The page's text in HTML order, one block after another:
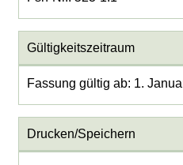
Gültigkeitszeitraum
Fassung gültig ab: 1.
Drucken/Speichern